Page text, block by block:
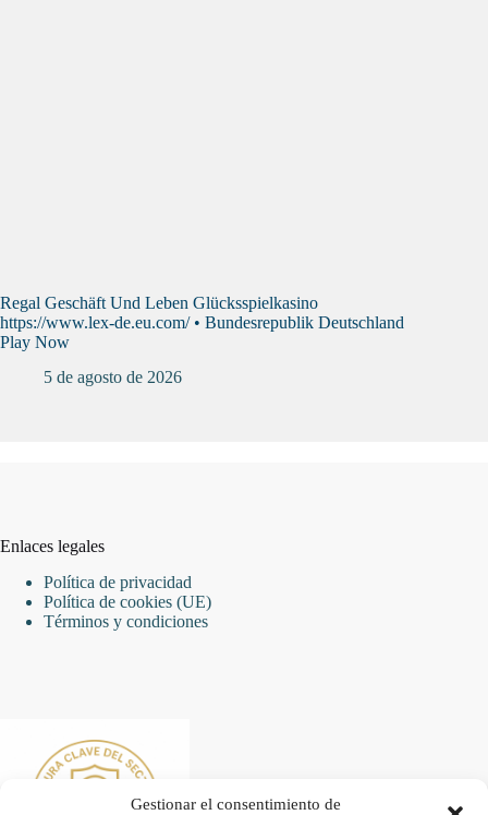
Gestionar el consentimiento de
Regal Geschäft Und Leben Glücksspielkasino
https://www.lex-de.eu.com/ • Bundesrepublik Deutschland
Play Now
5 de agosto de 2026
Enlaces legales
Política de privacidad
Política de cookies (UE)
Términos y condiciones